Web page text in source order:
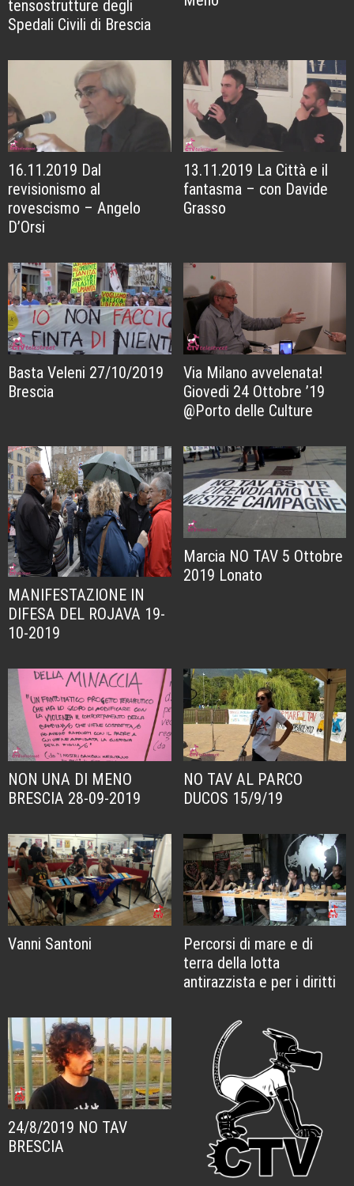
tensostrutture degli
Spedali Civili di Brescia
16.11.2019 Dal
revisionismo al
rovescismo – Angelo
D’Orsi
13.11.2019 La Città e il
fantasma – con Davide
Grasso
Basta Veleni 27/10/2019
Brescia
Via Milano avvelenata!
Giovedi 24 Ottobre ’19
@Porto delle Culture
MANIFESTAZIONE IN
DIFESA DEL ROJAVA 19-
10-2019
Marcia NO TAV 5 Ottobre
2019 Lonato
NON UNA DI MENO
BRESCIA 28-09-2019
NO TAV AL PARCO
DUCOS 15/9/19
Vanni Santoni
Percorsi di mare e di
terra della lotta
antirazzista e per i diritti
24/8/2019 NO TAV
BRESCIA